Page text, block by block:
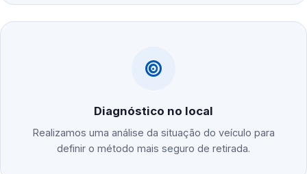
Diagnóstico no local
Realizamos uma análise da situação do veículo para
definir o método mais seguro de retirada.